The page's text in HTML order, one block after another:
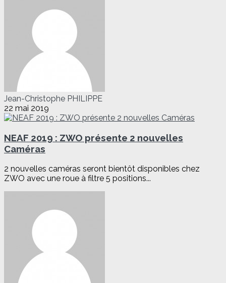
Jean-Christophe PHILIPPE
22 mai 2019
NEAF 2019 : ZWO présente 2 nouvelles
Caméras
2 nouvelles caméras seront bientôt disponibles chez
ZWO avec une roue à filtre 5 positions...